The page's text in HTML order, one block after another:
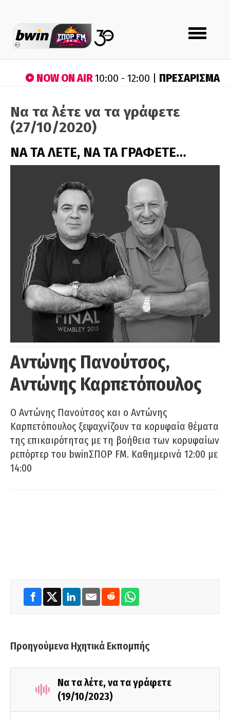
Toggle
navigation
NOW ON AIR10:00 - 12:00 | ΠΡΕΣΑΡΙΣΜΑ
Να τα λέτε να τα γράφετε
(27/10/2020)
ΝΑ ΤΑ ΛΕΤΕ, ΝΑ ΤΑ ΓΡΑΦΕΤΕ…
Αντώνης Πανούτσος,
Αντώνης Καρπετόπουλος
Ο Αντώνης Πανούτσος και ο Αντώνης
Καρπετόπουλος ξεψαχνίζουν τα κορυφαία θέματα
της επικαιρότητας με τη βοήθεια των κορυφαίων
ρεπόρτερ του bwinΣΠΟΡ FM. Καθημερινά 12:00 με
14:00
Προηγούμενα Ηχητικά Εκπομπής
Να τα λέτε, να τα γράφετε
(19/10/2023)